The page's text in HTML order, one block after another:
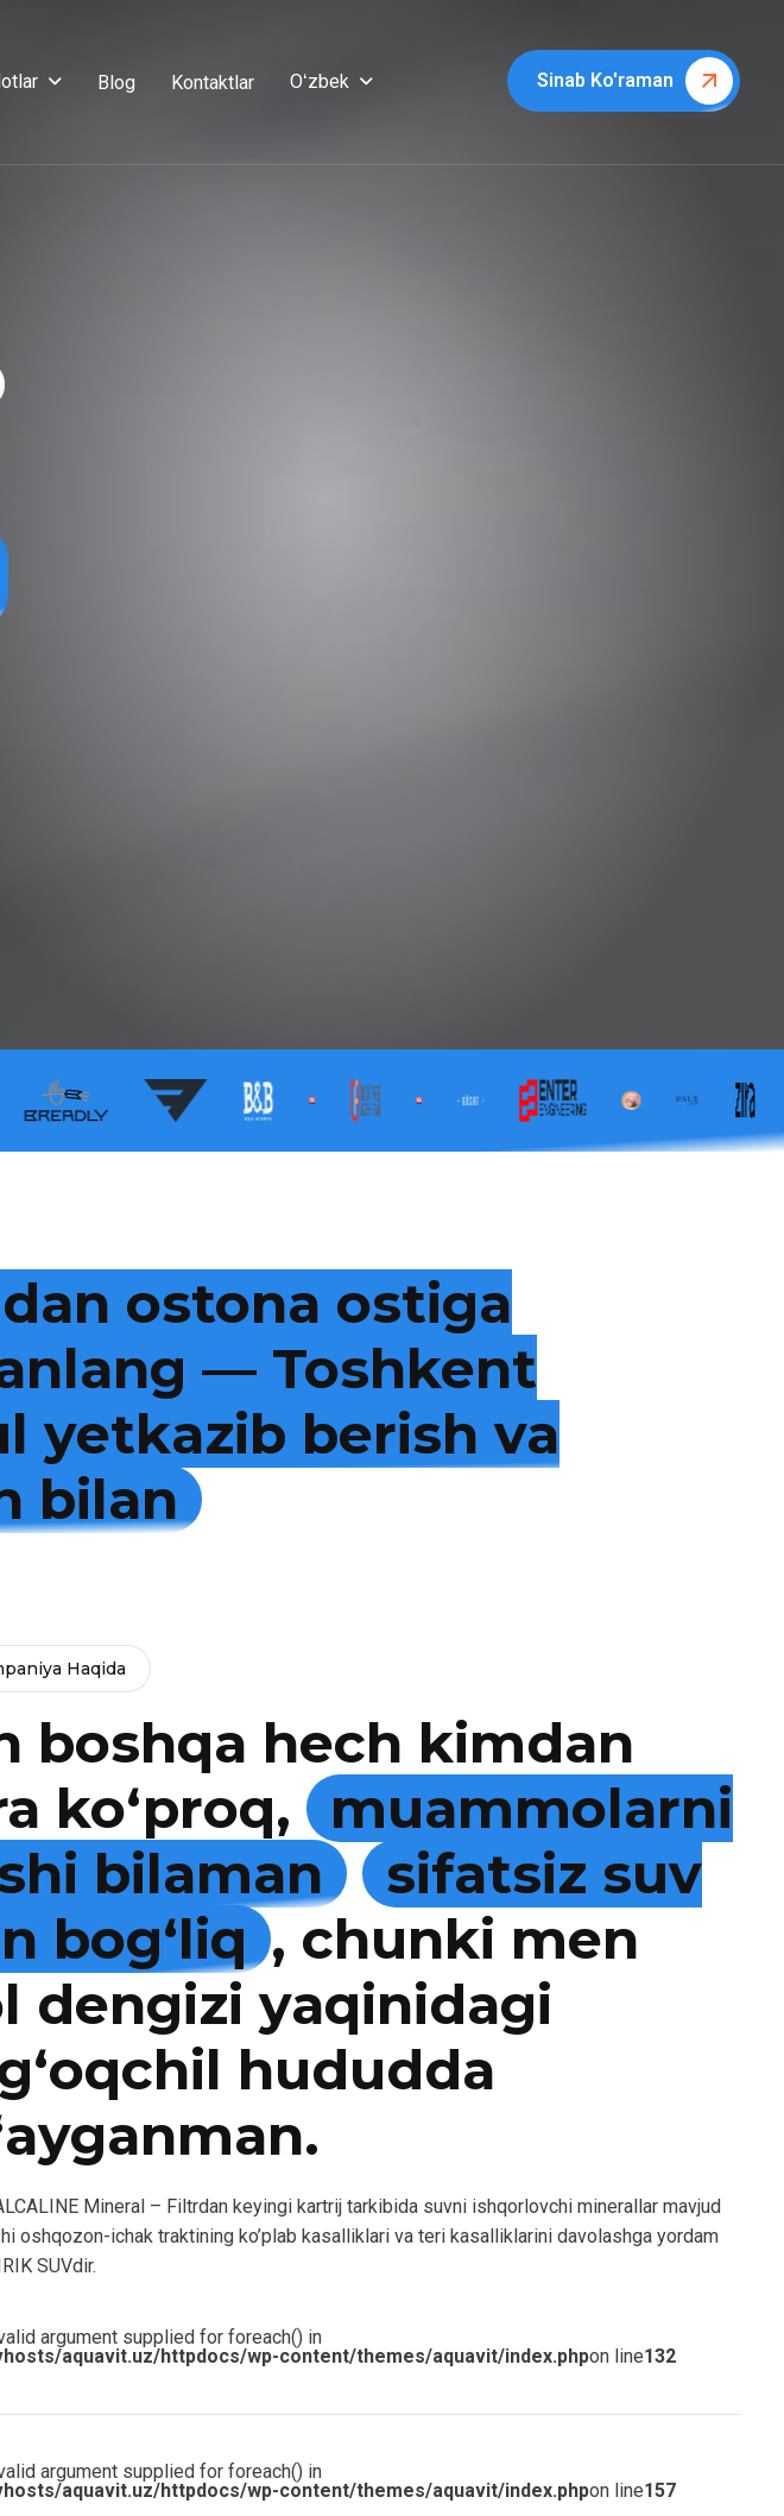
Blog Kontaktlar Oʻzbek Sinab Ko'raman
ostona ostiga
— Toshkent
yetkazib berish va
bilan
Haqida
boshqa hech kimdan
ko‘proq,
muammolarni
bilaman
sifatsiz suv
bog‘liq , chunki men
dengizi yaqinidagi
hududda
Mineral – Filtrdan keyingi kartrij tarkibida suvni ishqorlovchi minerallar mavjud
oshqozon-ichak traktining ko’plab kasalliklari va teri kasalliklarini davolashga yordam
SUVdir.
argument supplied for foreach() in
aquavit.uz/httpdocs/wp-content/themes/aquavit/index.phpon line132
argument supplied for foreach() in
aquavit.uz/httpdocs/wp-content/themes/aquavit/index.phpon line157